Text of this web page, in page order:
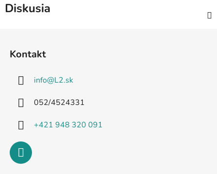
Diskusia
Kontakt
info@L2.sk
052/4524331
+421 948 320 091